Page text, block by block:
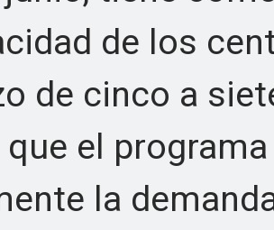
de los
de cinco a
que el
la